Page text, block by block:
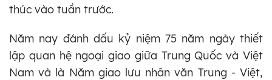
thúc vào tuần trước.
Năm nay đánh dấu kỷ niệm 75 năm ngày thiết
lập quan hệ ngoại giao giữa Trung Quốc và Việt
Nam và là Năm giao lưu nhân văn Trung - Việt,